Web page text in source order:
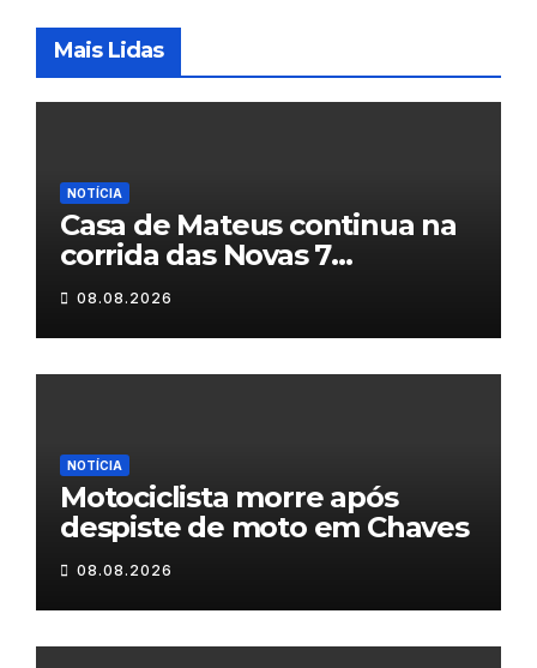
Mais Lidas
NOTÍCIA
Casa de Mateus continua na
corrida das Novas 7
Maravilhas de Portugal
08.08.2026
NOTÍCIA
Motociclista morre após
despiste de moto em Chaves
08.08.2026